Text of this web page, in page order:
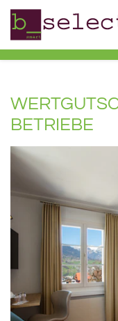
BETRIEBE